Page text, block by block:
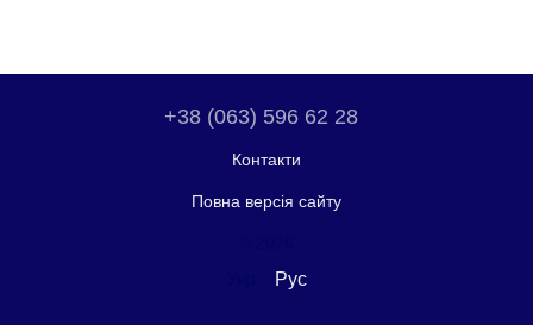
+38 (063) 596 62 28
Контакти
Повна версія сайту
Рус